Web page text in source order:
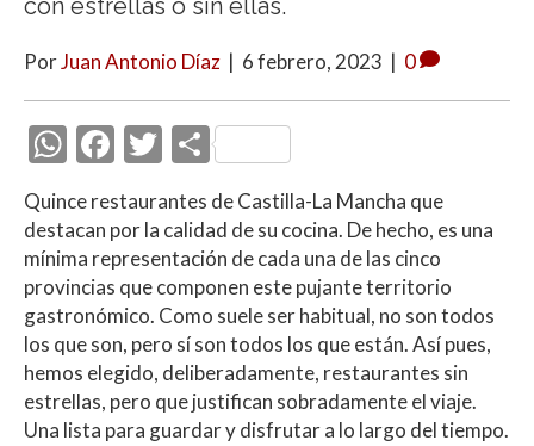
con estrellas o sin ellas.
PorJuan Antonio Díaz | 6 febrero, 2023 | 0
W
at
s
A
p
p
F
ac
e
b
o
o
k
T
w
itt
er
C
o
m
p
ar
ti
r
Quince restaurantes de Castilla-La Mancha que
destacan por la calidad de su cocina. De hecho, es una
mínima representación de cada una de las cinco
provincias que componen este pujante territorio
gastronómico. Como suele ser habitual, no son todos
los que son, pero sí son todos los que están. Así pues,
hemos elegido, deliberadamente, restaurantes sin
estrellas, pero que justifican sobradamente el viaje.
Una lista para guardar y disfrutar a lo largo del tiempo.